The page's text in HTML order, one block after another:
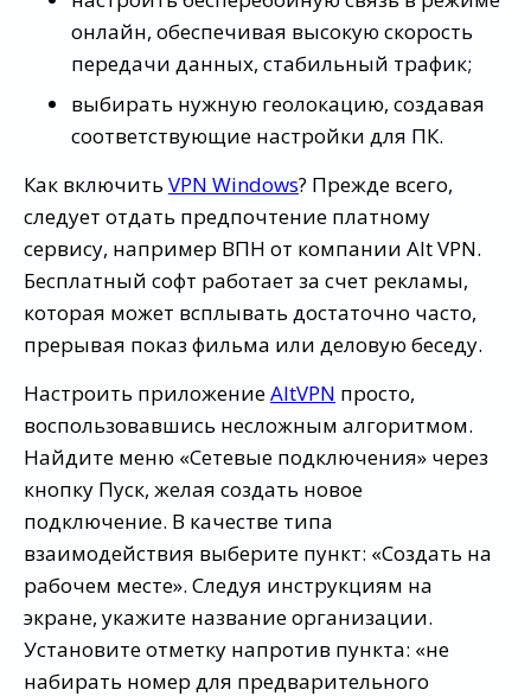
онлайн, обеспечивая высокую скорость
передачи данных, стабильный трафик;
выбирать нужную геолокацию, создавая
соответствующие настройки для ПК.
Как включить VPN Windows? Прежде всего,
следует отдать предпочтение платному
сервису, например ВПН от компании Alt VPN.
Бесплатный софт работает за счет рекламы,
которая может всплывать достаточно часто,
прерывая показ фильма или деловую беседу.
Настроить приложениеAltVPN просто,
воспользовавшись несложным алгоритмом.
Найдите меню «Сетевые подключения» через
кнопку Пуск, желая создать новое
подключение. В качестве типа
взаимодействия выберите пункт: «Создать на
рабочем месте». Следуя инструкциям на
экране, укажите название организации.
Установите отметку напротив пункта: «не
набирать номер для предварительного